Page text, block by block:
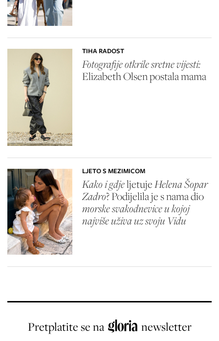
TIHA RADOST
Fotografije otkrile sretne vijesti:
Elizabeth Olsenpostala mama
LJETO S MEZIMICOM
Kako i gdjeljetuje Helena Šopar
Zadro? Podijelila je s nama dio
morske svakodnevice u kojoj
najviše uživa uz svoju Vidu
Pretplatite se na newsletter